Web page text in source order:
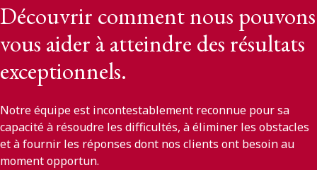
Découvrir comment nous pouvons
vous aider à atteindre des résultats
exceptionnels.
Notre équipe est incontestablement reconnue pour sa
capacité à résoudre les difficultés, à éliminer les obstacles
et à fournir les réponses dont nos clients ont besoin au
moment opportun.